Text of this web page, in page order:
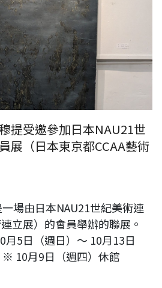
提受邀參加日本NAU21世
展（日本東京都CCAA藝術
場由日本NAU21世紀美術連
立展）的會員舉辦的聯展。
月5日（週日）～ 10月13日
※ 10月9日（週四）休館